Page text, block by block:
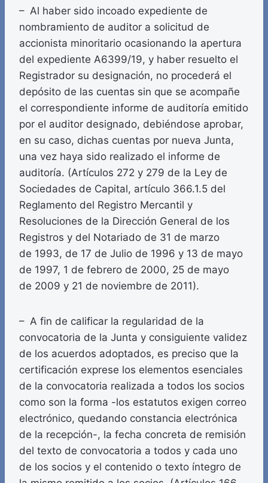
– Al haber sido incoado expediente de
nombramiento de auditor a solicitud de
accionista minoritario ocasionando la apertura
del expediente A6399/19, y haber resuelto el
Registrador su designación, no procederá el
depósito de las cuentas sin que se acompañe
el correspondiente informe de auditoría emitido
por el auditor designado, debiéndose aprobar,
en su caso, dichas cuentas por nueva Junta,
una vez haya sido realizado el informe de
auditoría. (Artículos 272 y 279 de la Ley de
Sociedades de Capital, artículo 366.1.5 del
Reglamento del Registro Mercantil y
Resoluciones de la Dirección General de los
Registros y del Notariado de 31 de marzo
de 1993, de 17 de Julio de 1996 y 13 de mayo
de 1997, 1 de febrero de 2000, 25 de mayo
de 2009 y 21 de noviembre de 2011).
– A fin de calificar la regularidad de la
convocatoria de la Junta y consiguiente validez
de los acuerdos adoptados, es preciso que la
certificación exprese los elementos esenciales
de la convocatoria realizada a todos los socios
como son la forma -los estatutos exigen correo
electrónico, quedando constancia electrónica
de la recepción-, la fecha concreta de remisión
del texto de convocatoria a todos y cada uno
de los socios y el contenido o texto íntegro de